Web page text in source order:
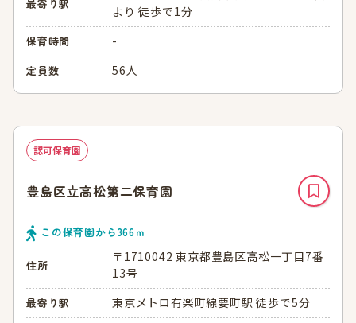
最寄り駅
より 徒歩で1分
保育時間 -
定員数 56人
認可保育園
豊島区立高松第二保育園
この保育園から366ｍ
住所
〒1710042 東京都豊島区高松一丁目7番
13号
最寄り駅 東京メトロ有楽町線要町駅 徒歩で5分